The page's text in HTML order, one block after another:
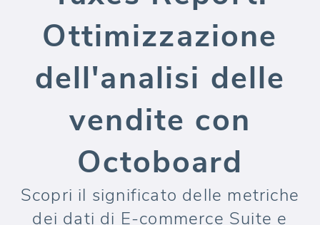
Ottimizzazione
dell'analisi delle
vendite con
Octoboard
Scopri il significato delle metriche
dei dati di E-commerce Suite e